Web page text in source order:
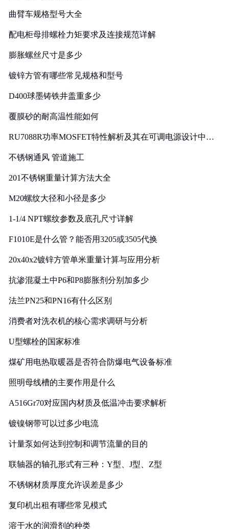
曲臂车规格型号大全
配电柜母排螺栓力矩要求及连接规范详解
膨胀螺丝尺寸是多少
镀锌方管有哪些常见规格和型号
D400球墨铸铁井盖重多少
覆膜砂的耐高温性能如何
RU7088R功率MOSFET特性解析及其在可调电源设计中的
不锈钢通风 管道施工
201不锈钢重量计算方法大全
M20螺纹大径和小径是多少
1-1/4 NPT螺纹参数及底孔尺寸详解
F1010E是什么管？能否用3205或3505代换
20x40x2镀锌方管单米重量计算与应用分析
抗渗混凝土中P6和P8膨胀剂分别加多少
法兰PN25和PN16有什么区别
消费者对洗衣机的核心需求调研与分析
U型螺栓的国家标准
煤矿用电热取暖器是否符合防爆电气设备标准
照明母线槽的主要作用是什么
A516Gr70对应国内材质及低温冲击要求解析
镀镍钢带可以过多少电流
计量泵如何达到控制和调节流量的目的
联轴器的轴孔形式有三种：Y型、J型、Z型
不锈钢材质厚度允许误差是多少
复印机出租有哪些常见模式
溶于水的润滑剂的种类